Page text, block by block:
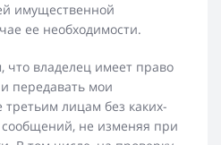
имущественной
ее необходимости.
что владелец имеет право
передавать мои
лицам без каких-
не изменяя при